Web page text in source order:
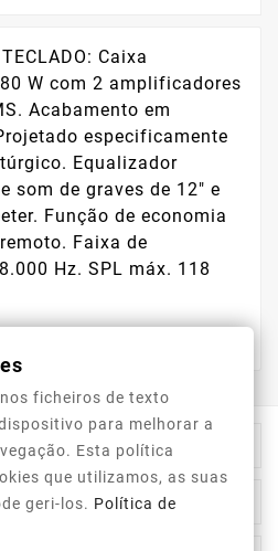
Caixa
W com 2 amplificadores
Acabamento em
especificamente
Equalizador
som de graves de 12" e
Função de economia
Faixa de
Hz. SPL máx. 118
ficheiros de texto
para melhorar a
Esta política
que utilizamos, as suas
geri-los. Política de